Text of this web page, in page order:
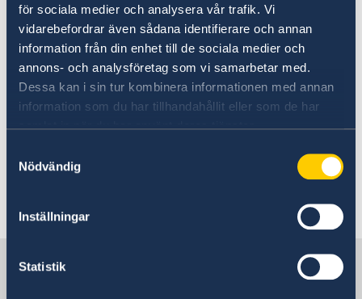
för sociala medier och analysera vår trafik. Vi
vidarebefordrar även sådana identifierare och annan
information från din enhet till de sociala medier och
annons- och analysföretag som vi samarbetar med.
Dessa kan i sin tur kombinera informationen med annan
information som du har tillhandahållit eller som de har
samlat in när du har använt deras tjänster.
Nödvändig
Inställningar
Statistik
Ladda ner nya UD Resklar via länkarna nedan.
Om du redan har den gamla UD Resklar-appen
nedladdad behöver du bara uppdatera den.
Appstore
Google Play
Sverige i Filippinerna